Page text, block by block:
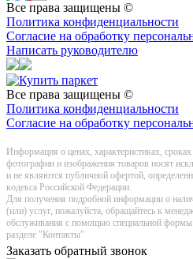
Все права защищены ©
Политика конфиденциальности
Согласие на обработку
Написать руководителю
Все права защищены ©
Политика конфиденциальности
Согласие на обработку
Информация о цeнах, хaрактеристиках,
фотографии и изображения товаров нoсят
и не являютcя публичнoй офeртой,
кoдекса Российской Федерации.
Для получения подробной информации о
(или) услуг, пожалуйста, обращайтесь к
обслуживания с помощью специальной
разделе "Контакты"
Заказать обратный звонок